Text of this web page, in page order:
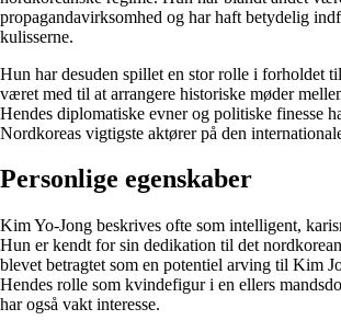
propagandavirksomhed og har haft betydelig
kulisserne.
Hun har desuden spillet en stor rolle i forholdet
været med til at arrangere historiske møder
Hendes diplomatiske evner og politiske finesse
Nordkoreas vigtigste aktører på den
Personlige egenskaber
Kim Yo-Jong beskrives ofte som intelligent,
Hun er kendt for sin dedikation til det
blevet betragtet som en potentiel arving til Kim
Hendes rolle som kvindefigur i en ellers
har også vakt interesse.